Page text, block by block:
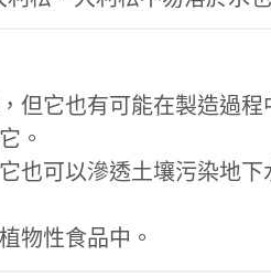
但它也有可能在製造過程
。
也可以滲透土壤污染地下
物性食品中。